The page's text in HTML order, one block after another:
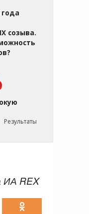
года
созыва.
Результаты
ИА REX